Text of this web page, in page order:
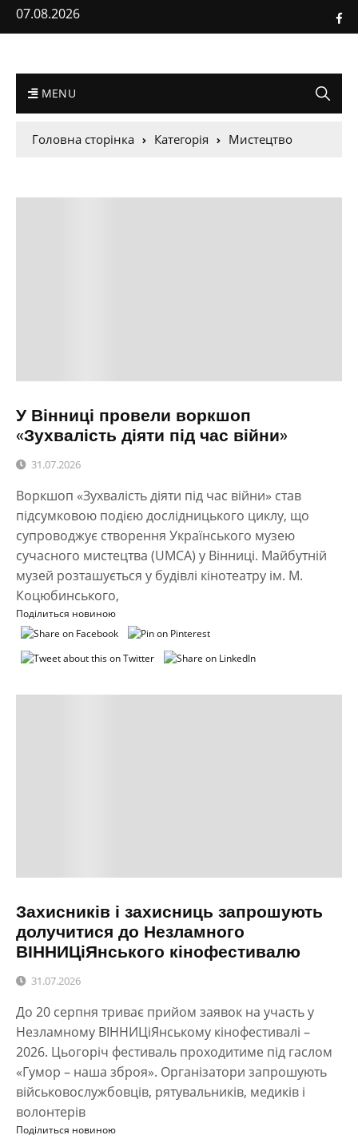
07.08.2026
MENU
Головна сторінка Категорія Мистецтво
У Вінниці провели воркшоп
«Зухвалість діяти під час війни»
31.07.2026
Воркшоп «Зухвалість діяти під час війни» став
підсумковою подією дослідницького циклу, що
супроводжує створення Українського музею
сучасного мистецтва (UMCA) у Вінниці. Майбутній
музей розташується у будівлі кінотеатру ім. М.
Коцюбинського,
Поділиться новиною
Захисників і захисниць запрошують
долучитися до Незламного
ВІННИЦіЯнського кінофестивалю
31.07.2026
До 20 серпня триває прийом заявок на участь у
Незламному ВІННИЦіЯнському кінофестивалі –
2026. Цьогоріч фестиваль проходитиме під гаслом
«Гумор – наша зброя». Організатори запрошують
військовослужбовців, рятувальників, медиків і
волонтерів
Поділиться новиною